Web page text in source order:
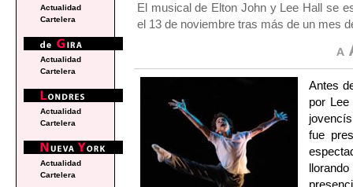
El musical de Elton John y Lee Hall se
el 13 de noviembre tras más de un mes
Antes
por Lee
fue
Actualidad
Cartelera
Actualidad
Cartelera
Actualidad
Cartelera
Actualidad
Cartelera